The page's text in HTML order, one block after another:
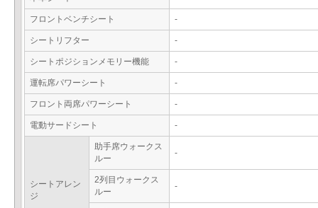
フロントベンチシート -
シートリフター -
シートポジションメモリー機能 -
運転席パワーシート -
フロント両席パワーシート -
電動サードシート -
シートアレン
ジ
助手席ウォークス
ルー
-
2列目ウォークス
ルー
-